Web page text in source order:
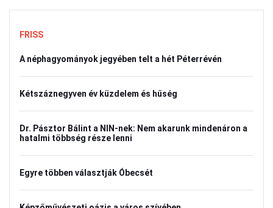
FRISS
A néphagyományok jegyében telt a hét Péterrévén
Kétszáznegyven év küzdelem és hűség
Dr. Pásztor Bálint a NIN-nek: Nem akarunk mindenáron a
hatalmi többség része lenni
Egyre többen választják Óbecsét